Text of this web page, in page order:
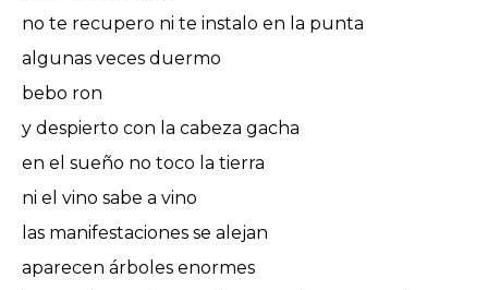
no te recupero ni te instalo en la punta
algunas veces duermo
bebo ron
y despierto con la cabeza gacha
en el sueño no toco la tierra
ni el vino sabe a vino
las manifestaciones se alejan
aparecen árboles enormes